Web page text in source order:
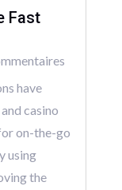
Fast
have
casino
on-the-go
using
the